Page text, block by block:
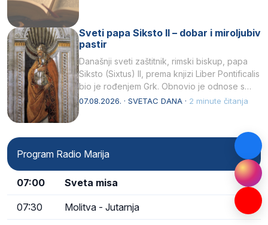
Sveti papa Siksto II – dobar i miroljubiv
pastir
Današnji sveti zaštitnik, rimski biskup, papa
Siksto (Sixtus) II, prema knjizi Liber Pontificalis
bio je rođenjem Grk. Obnovio je odnose s
afričkim…
07.08.2026. · SVETAC DANA · 2 minute čitanja
Program Radio Marija
07:00 Sveta misa
07:30 Molitva - Jutarnja